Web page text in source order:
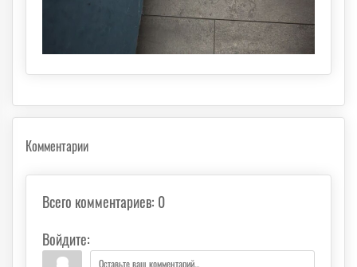
Комментарии
Всего комментариев: 0
Войдите: